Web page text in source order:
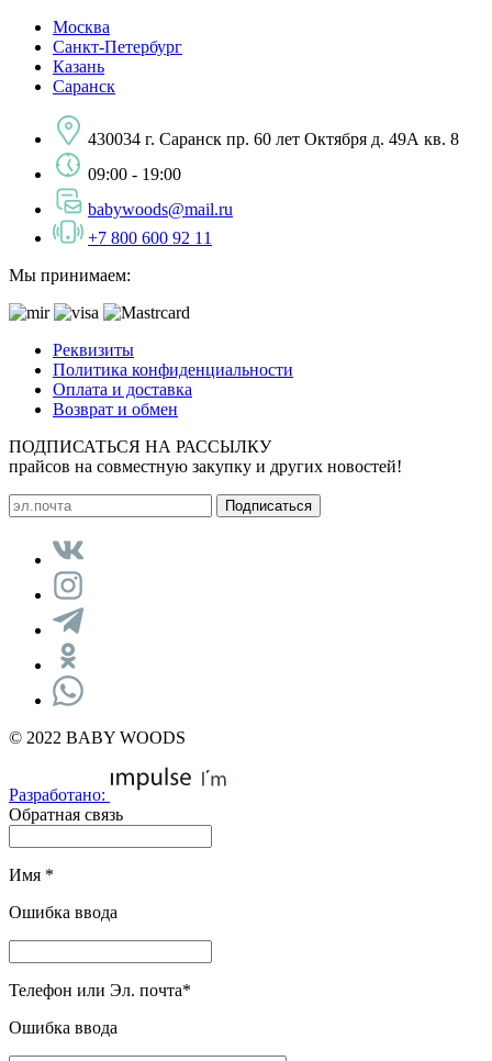
Москва
Санкт-Петербург
Казань
Саранск
430034 г. Саранск пр. 60 лет Октября д. 49А кв. 8
09:00 - 19:00
babywoods@mail.ru
+7 800 600 92 11
Мы принимаем:
Реквизиты
Политика конфиденциальности
Оплата и доставка
Возврат и обмен
ПОДПИСАТЬСЯ НА РАССЫЛКУ
прайсов на совместную закупку и других новостей!
© 2022 BABY WOODS
Разработано:
Обратная связь
Имя *
Ошибка ввода
Телефон или Эл. почта*
Ошибка ввода